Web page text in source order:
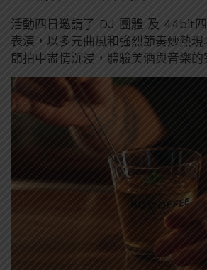
活動四日邀請了 DJ 團體 及 44bit
表演，以多元曲風和強烈節奏炒熱
節拍中盡情沉浸，體驗美酒與音樂的